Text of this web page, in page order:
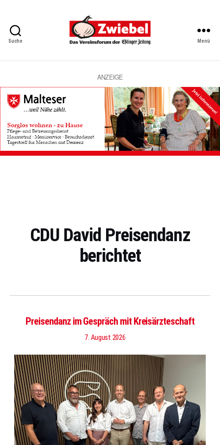
Suche
Vereinsforum
Eßlinger
Zeitung
Menü
ANZEIGE
CDU David Preisendanz
berichtet
Preisendanz im Gespräch mit Kreisärzteschaft
7. August 2026